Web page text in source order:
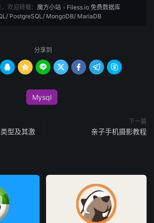
欢迎转载： 魔方小站 » Filess.io 免费数据库
PostgreSQL/ MongoDB/ MariaDB
分享到
      
Mysql
型及其激
下一篇
亲子手机摄影教程